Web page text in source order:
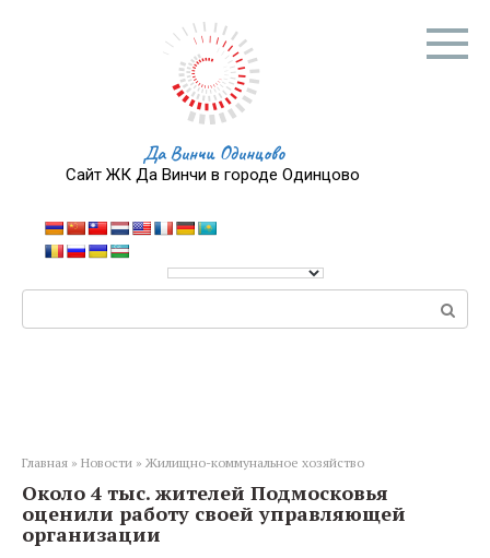
Да Винчи Одинцово
Сайт ЖК Да Винчи в городе Одинцово
Главная » Новости » Жилищно-коммунальное хозяйство
Около 4 тыс. жителей Подмосковья
оценили работу своей управляющей
организации